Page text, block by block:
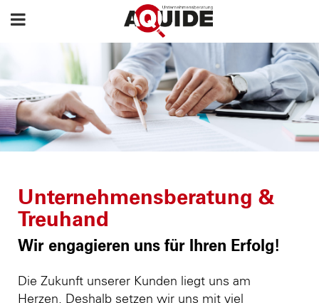
Unternehmensberatung &
Treuhand
Wir engagieren uns für Ihren Erfolg!
Die Zukunft unserer Kunden liegt uns am
Herzen. Deshalb setzen wir uns mit viel